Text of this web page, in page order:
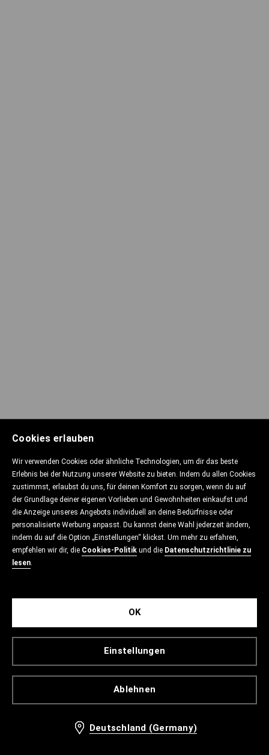
Cookies erlauben
Wir verwenden Cookies oder ähnliche Technologien, um dir das beste
Erlebnis bei der Nutzung unserer Website zu bieten. Indem du allen Cookies
zustimmst, erlaubst du uns, für deinen Komfort zu sorgen, wenn du auf
der Grundlage deiner eigenen Vorlieben und Gewohnheiten einkaufst und
die Anzeige unseres Angebots individuell an deine Bedürfnisse oder
personalisierte Werbung anpasst. Du kannst deine Wahl jederzeit ändern,
indem du auf die Option „Einstellungen“ klickst. Um mehr zu erfahren,
empfehlen wir dir, die Cookies-Politik und die Datenschutzrichtlinie zu
lesen.
Ablehnen
Einstellungen
OK
Deutschland (Germany)